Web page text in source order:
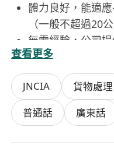
體力良好，能適
（一般不超過20
無需經驗，公司
機場相關經驗者優
工作態度認真，守
括夜班、公眾假期
福利
查看更多
JNCIA 貨物處理
普通話
廣東話